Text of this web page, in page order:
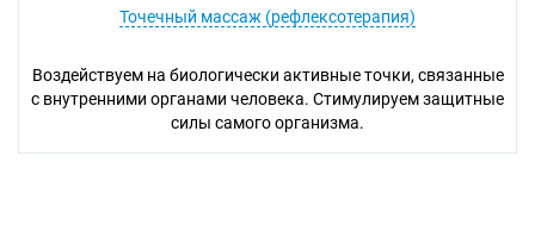
Точечный массаж (рефлексотерапия)
Воздействуем на биологически активные точки, связанные
с внутренними органами человека. Стимулируем защитные
силы самого организма.